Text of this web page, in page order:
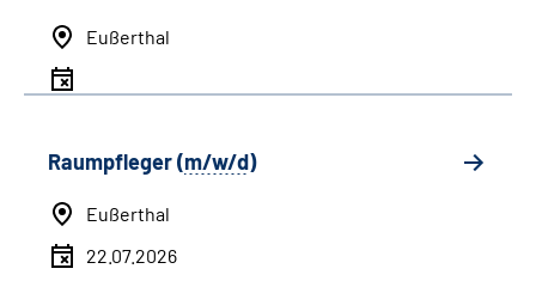
Eußerthal
Raumpfleger (m/w/d)
Eußerthal
22.07.2026